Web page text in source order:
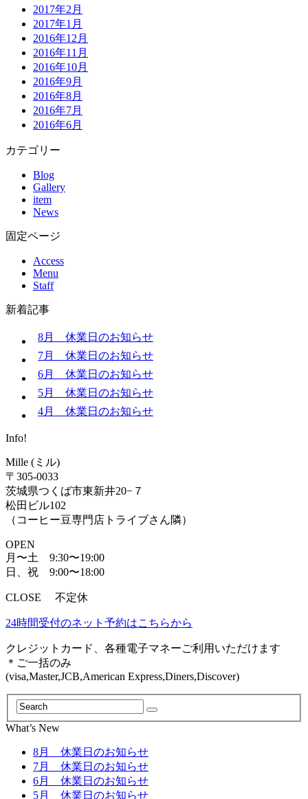
2017年2月
2017年1月
2016年12月
2016年11月
2016年10月
2016年9月
2016年8月
2016年7月
2016年6月
カテゴリー
Blog
Gallery
item
News
固定ページ
Access
Menu
Staff
新着記事
8月 休業日のお知らせ
7月 休業日のお知らせ
6月 休業日のお知らせ
5月 休業日のお知らせ
4月 休業日のお知らせ
Info!
Mille (ミル)
〒305-0033
茨城県つくば市東新井20−７
松田ビル102
（コーヒー豆専門店トライブさん隣）
OPEN
月〜土 9:30〜19:00
日、祝 9:00〜18:00
CLOSE 不定休
24時間受付のネット予約はこちらから
クレジットカード、各種電子マネーご利用いただけます
＊ご一括のみ
(visa,Master,JCB,American Express,Diners,Discover)
What’s New
8月 休業日のお知らせ
7月 休業日のお知らせ
6月 休業日のお知らせ
5月 休業日のお知らせ